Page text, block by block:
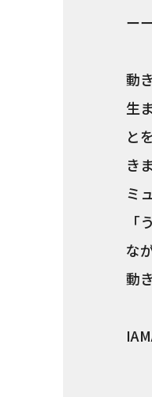
ー
動
生
と
き
ミ
な
動